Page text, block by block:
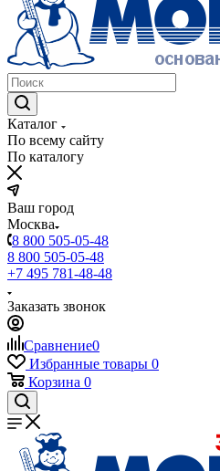
Каталог
По всему сайту
По каталогу
Ваш город
Москва
8 800 505-05-48
8 800 505-05-48
+7 495 781-48-48
Заказать звонок
Сравнение0
Избранные товары 0
Корзина 0